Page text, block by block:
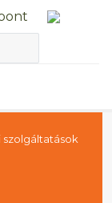
szolgáltatások